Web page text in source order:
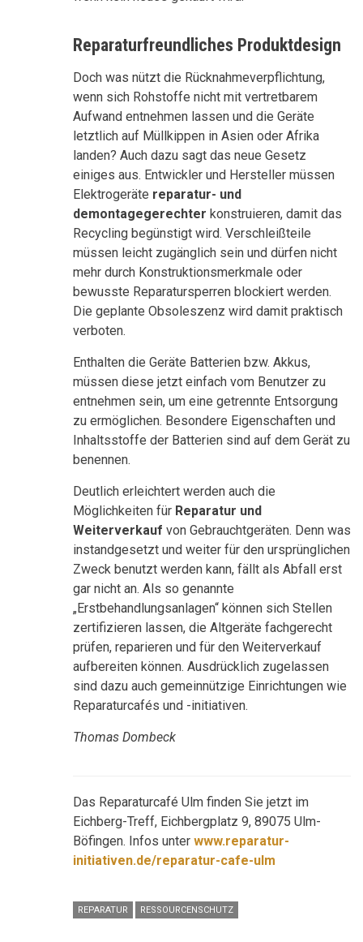
Reparaturfreundliches Produktdesign
Doch was nützt die Rücknahmeverpflichtung,
wenn sich Rohstoffe nicht mit vertretbarem
Aufwand entnehmen lassen und die Geräte
letztlich auf Müllkippen in Asien oder Afrika
landen? Auch dazu sagt das neue Gesetz
einiges aus. Entwickler und Hersteller müssen
Elektrogeräte reparatur- und
demontagegerechter konstruieren, damit das
Recycling begünstigt wird. Verschleißteile
müssen leicht zugänglich sein und dürfen nicht
mehr durch Konstruktionsmerkmale oder
bewusste Reparatursperren blockiert werden.
Die geplante Obsoleszenz wird damit praktisch
verboten.
Enthalten die Geräte Batterien bzw. Akkus,
müssen diese jetzt einfach vom Benutzer zu
entnehmen sein, um eine getrennte Entsorgung
zu ermöglichen. Besondere Eigenschaften und
Inhaltsstoffe der Batterien sind auf dem Gerät zu
benennen.
Deutlich erleichtert werden auch die
Möglichkeiten für Reparatur und
Weiterverkauf von Gebrauchtgeräten. Denn was
instandgesetzt und weiter für den ursprünglichen
Zweck benutzt werden kann, fällt als Abfall erst
gar nicht an. Als so genannte
„Erstbehandlungsanlagen“ können sich Stellen
zertifizieren lassen, die Altgeräte fachgerecht
prüfen, reparieren und für den Weiterverkauf
aufbereiten können. Ausdrücklich zugelassen
sind dazu auch gemeinnützige Einrichtungen wie
Reparaturcafés und -initiativen.
Thomas Dombeck
Das Reparaturcafé Ulm finden Sie jetzt im
Eichberg-Treff, Eichbergplatz 9, 89075 Ulm-
Böfingen. Infos unter www.reparatur-
initiativen.de/reparatur-cafe-ulm
REPARATUR RESSOURCENSCHUTZ